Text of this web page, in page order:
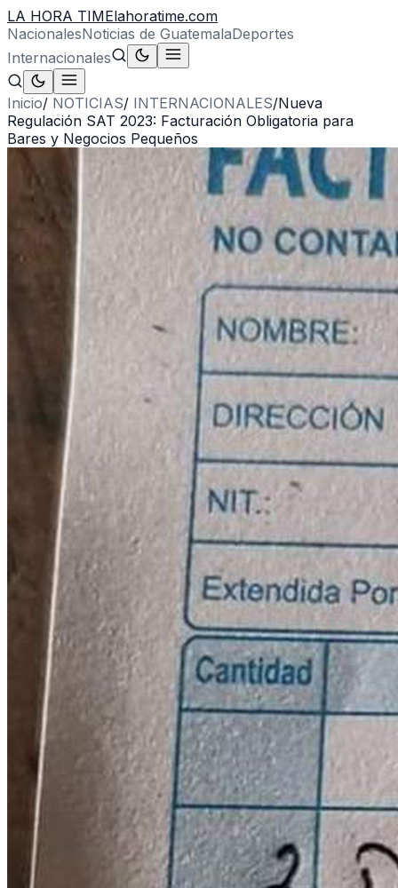
LA HORA TIMElahoratime.com
NacionalesNoticias de GuatemalaDeportes
Internacionales
Inicio/ NOTICIAS/ INTERNACIONALES/Nueva
Regulación SAT 2023: Facturación Obligatoria para
Bares y Negocios Pequeños